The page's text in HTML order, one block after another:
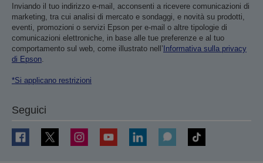
Inviando il tuo indirizzo e-mail, acconsenti a ricevere comunicazioni di
marketing, tra cui analisi di mercato e sondaggi, e novità su prodotti,
eventi, promozioni o servizi Epson per e-mail o altre tipologie di
comunicazioni elettroniche, in base alle tue preferenze e al tuo
comportamento sul web, come illustrato nell’Informativa sulla privacy
di Epson
*Si applicano restrizioni
Seguici